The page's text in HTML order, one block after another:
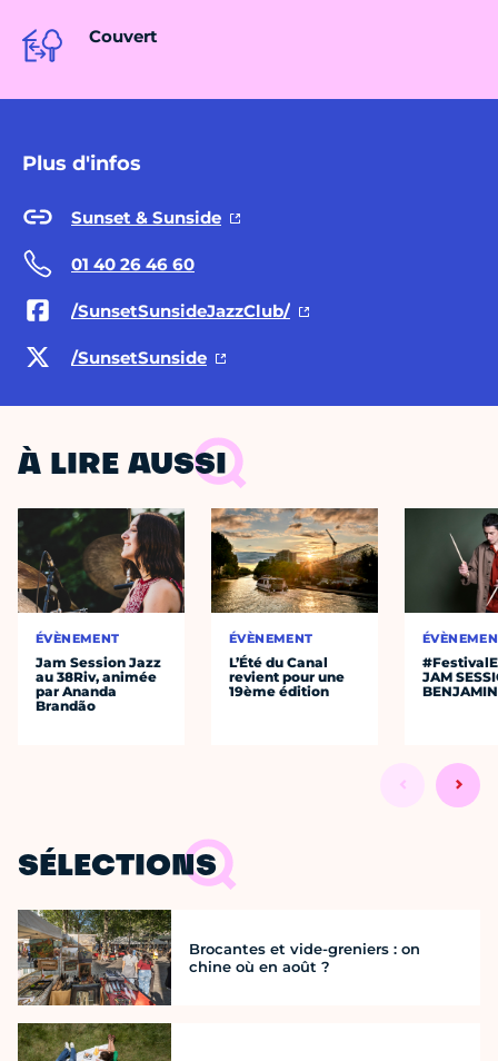
Couvert
Plus d'infos
Sunset & Sunside
01 40 26 46 60
/SunsetSunsideJazzClub/
/SunsetSunside
À LIRE AUSSI
ÉVÈNEMENT
Jam Session Jazz
au 38Riv, animée
par Ananda
Brandão
ÉVÈNEMENT
L’Été du Canal
revient pour une
19ème édition
JAM
SÉLECTIONS
Brocantes et vide-greniers : on
chine où en août ?